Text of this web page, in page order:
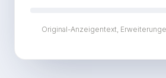
Original-Anzeigentext,